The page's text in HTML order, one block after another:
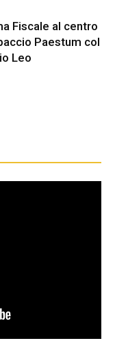
Fiscale al centro
Paestum col
Leo